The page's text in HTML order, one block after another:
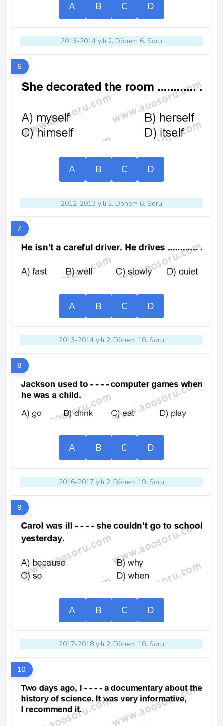
A B C D
2013-2014 yılı 2. Dönem 6. Soru
6.
A B C D
2012-2013 yılı 2. Dönem 6. Soru
7.
A B C D
2013-2014 yılı 2. Dönem 10. Soru
8.
A B C D
2016-2017 yılı 2. Dönem 19. Soru
9.
A B C D
2017-2018 yılı 2. Dönem 10. Soru
10.